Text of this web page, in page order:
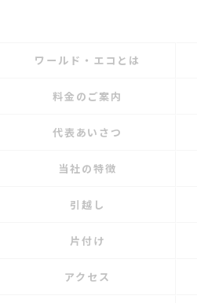
ワールド・エコとは
料金のご案内
代表あいさつ
当社の特徴
引越し
片付け
アクセス